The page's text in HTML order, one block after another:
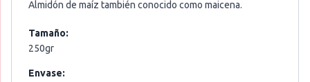
Almidón de maíz también conocido como maicena.
Tamaño:
250gr
Envase: